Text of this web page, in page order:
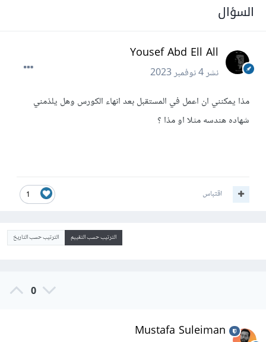
السؤال
Yousef Abd Ell All
نشر4 نوفمبر 2023
مذا يمكنني ان اعمل في المستقبل بعد انهاء الكورس وهل يلذمني
شهاده هندسه مثلا او مذا ؟
1 اقتباس
الترتيب حسب التقييم الترتيب حسب التاريخ
0
Mustafa Suleiman